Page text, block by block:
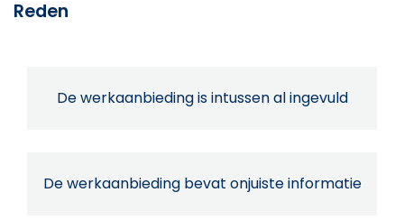
Reden
De werkaanbieding is intussen al ingevuld
De werkaanbieding bevat onjuiste informatie